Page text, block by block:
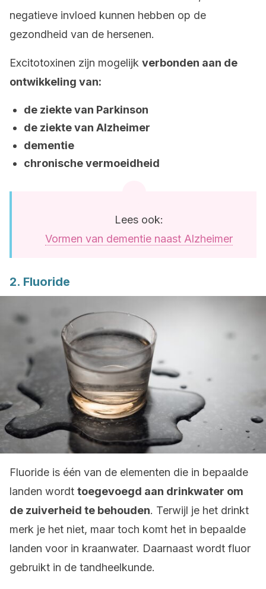
negatieve invloed kunnen hebben op de
gezondheid van de hersenen.
Excitotoxinen zijn mogelijk verbonden aan de
ontwikkeling van:
de ziekte van Parkinson
de ziekte van Alzheimer
dementie
chronische vermoeidheid
Lees ook:
Vormen van dementie naast Alzheimer
2. Fluoride
Fluoride is één van de elementen die in bepaalde
landen wordt toegevoegd aan drinkwater om
de zuiverheid te behouden. Terwijl je het drinkt
merk je het niet, maar toch komt het in bepaalde
landen voor in kraanwater. Daarnaast wordt fluor
gebruikt in de tandheelkunde.